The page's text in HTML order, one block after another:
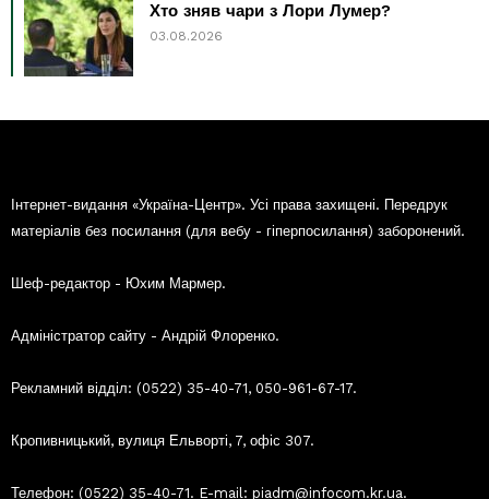
Хто зняв чари з Лори Лумер?
03.08.2026
Інтернет-видання «Україна-Центр». Усі права захищені. Передрук
матеріалів без посилання (для вебу - гіперпосилання) заборонений.
Шеф-редактор - Юхим Мармер.
Адміністратор сайту - Андрій Флоренко.
Рекламний відділ: (0522) 35-40-71, 050-961-67-17.
Кропивницький, вулиця Ельворті, 7, офіс 307.
Телефон: (0522) 35-40-71. E-mail: piadm@infocom.kr.ua.